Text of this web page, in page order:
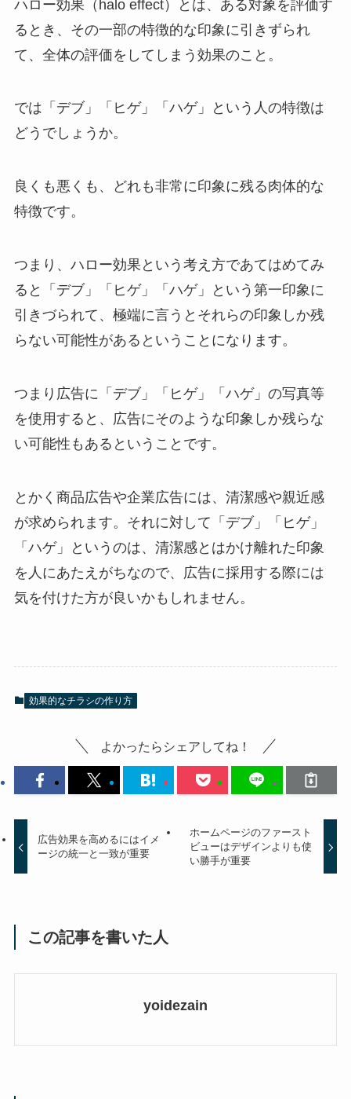
ハロー効果（halo effect）とは、ある対象を評価す
るとき、その一部の特徴的な印象に引きずられ
て、全体の評価をしてしまう効果のこと。
では「デブ」「ヒゲ」「ハゲ」という人の特徴は
どうでしょうか。
良くも悪くも、どれも非常に印象に残る肉体的な
特徴です。
つまり、ハロー効果という考え方であてはめてみ
ると「デブ」「ヒゲ」「ハゲ」という第一印象に
引きづられて、極端に言うとそれらの印象しか残
らない可能性があるということになります。
つまり広告に「デブ」「ヒゲ」「ハゲ」の写真等
を使用すると、広告にそのような印象しか残らな
い可能性もあるということです。
とかく商品広告や企業広告には、清潔感や親近感
が求められます。それに対して「デブ」「ヒゲ」
「ハゲ」というのは、清潔感とはかけ離れた印象
を人にあたえがちなので、広告に採用する際には
気を付けた方が良いかもしれません。
効果的なチラシの作り方
よかったらシェアしてね！
広告効果を高めるにはイメ
ージの統一と一致が重要
ホームページのファースト
ビューはデザインよりも使
い勝手が重要
この記事を書いた人
yoidezain